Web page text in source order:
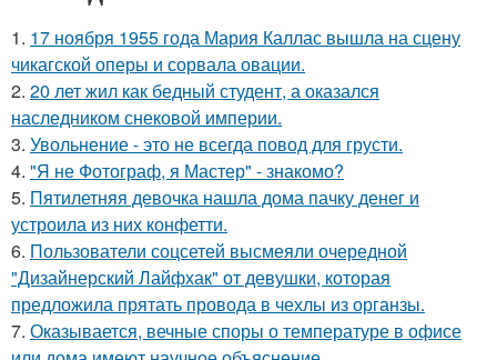
1. 17 ноября 1955 года Мария Каллас вышла на сцену
чикагской оперы и сорвала овации.
2. 20 лет жил как бедный студент, а оказался
наследником снековой империи.
3. Увольнение - это не всегда повод для грусти.
4. "Я не Фотограф, я Мастер" - знакомо?
5. Пятилетняя девочка нашла дома пачку денег и
устроила из них конфетти.
6. Пользователи соцсетей высмеяли очередной
"Дизайнерский Лайфхак" от девушки, которая
предложила прятать провода в чехлы из органзы.
7. Оказывается, вечные споры о температуре в офисе